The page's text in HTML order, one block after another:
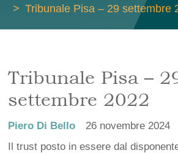
Tribunale Pisa – 29 settembre
Tribunale Pisa –
settembre 2022
Piero Di Bello
26 novembre 2024
Il trust posto in essere dal